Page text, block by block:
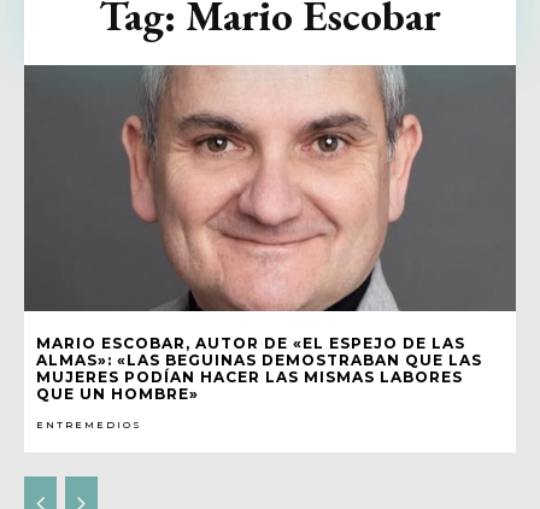
MARIO ESCOBAR, AUTOR DE «EL ESPEJO DE LAS
ALMAS»: «LAS BEGUINAS DEMOSTRABAN QUE LAS
MUJERES PODÍAN HACER LAS MISMAS LABORES
QUE UN HOMBRE»
ENTREMEDIOS
Tag: Mario Escobar